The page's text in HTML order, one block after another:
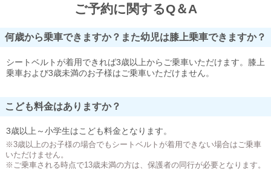
ご予約に関するQ＆A
何歳から乗車できますか？また幼児は膝上乗車できますか？
シートベルトが着用できれば3歳以上からご乗車いただけます。膝上
乗車および3歳未満のお子様はご乗車いただけません。
こども料金はありますか？
3歳以上～小学生はこども料金となります。
※3歳以上のお子様の場合でもシートベルトが着用できない場合はご乗車
いただけません。
※ご乗車される時点で13歳未満の方は、保護者の同行が必要となります。